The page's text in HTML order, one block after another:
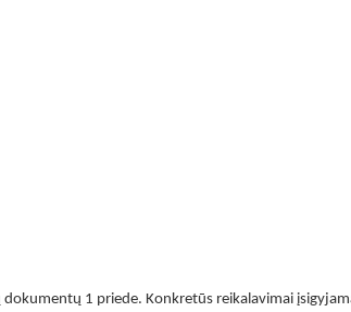
1 priede. Konkretūs reikalavimai